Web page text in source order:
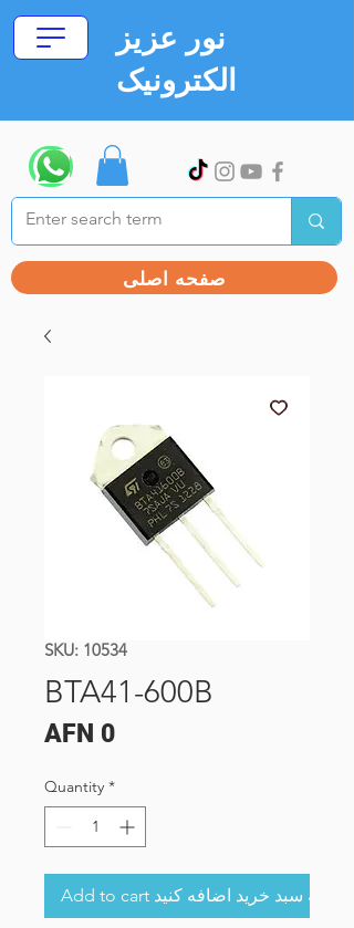
نور عزیز
الکترونیک
صفحه اصلی
SKU: 10534
BTA41-600B
AFN 0Price
Quantity *
Add to cart به سبد خرید اضافه کنید